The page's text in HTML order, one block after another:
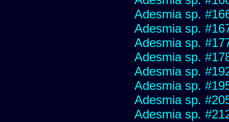
Adesmia sp.
Adesmia sp.
Adesmia sp.
Adesmia sp.
Adesmia sp.
Adesmia sp.
Adesmia sp.
Adesmia sp.